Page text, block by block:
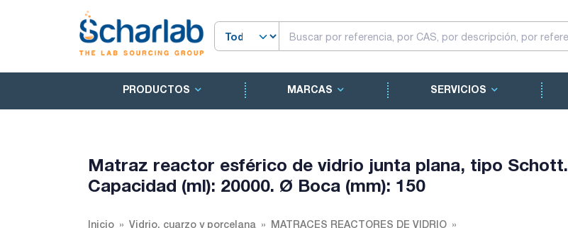
PRODUCTOS MARCAS SERVICIOS
Matraz reactor esférico de vidrio junta plana, tipo Schott.
Capacidad (ml): 20000. Ø Boca (mm): 150
Inicio Vidrio, cuarzo y porcelana
MATRACES REACTORES DE VIDRIO